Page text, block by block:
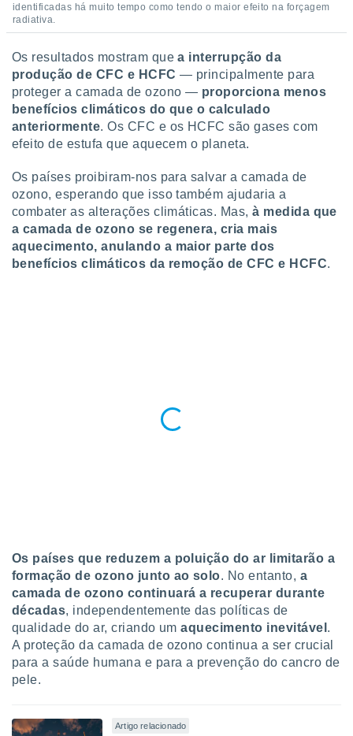
1199
identificadas há muito tempo como tendo o maior efeito na forçagem
radiativa.
Os resultados mostram quea interrupção da
produção de CFC e HCFC— principalmente para
proteger a camada de ozono — proporciona menos
benefícios climáticos do que o calculado
anteriormente. Os CFC e os HCFC são gases com
efeito de estufa que aquecem o planeta.
Os países proibiram-nos para salvar a camada de
ozono, esperando que isso também ajudaria a
combater as alterações climáticas. Mas,à medida que
a camada de ozono se regenera, cria mais
aquecimento, anulando a maior parte dos
benefícios climáticos da remoção de CFC e HCFC.
Os países que reduzem a poluição do ar limitarão a
formação de ozono junto ao solo. No entanto, a
camada de ozono continuará a recuperar durante
décadas, independentemente das políticas de
qualidade do ar, criando umaquecimento inevitável .
A proteção da camada de ozono continua a ser crucial
para a saúde humana e para a prevenção do cancro de
pele.
Artigo relacionado